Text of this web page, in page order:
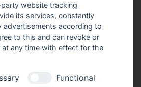
Lagerhaus
b. Hl. Blut
Hungerbühl 2
b. Hl. Blut
fachmarkt.de
website tracking
its services, constantly
advertisements according to
to this and can revoke or
any time with effect for the
Functional